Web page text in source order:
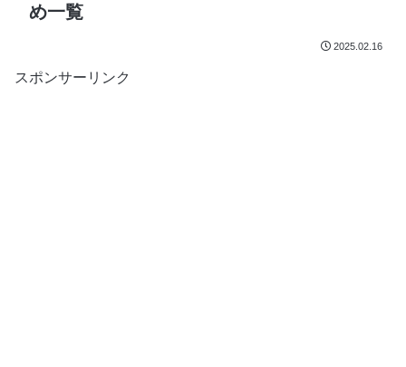
め一覧
2025.02.16
スポンサーリンク